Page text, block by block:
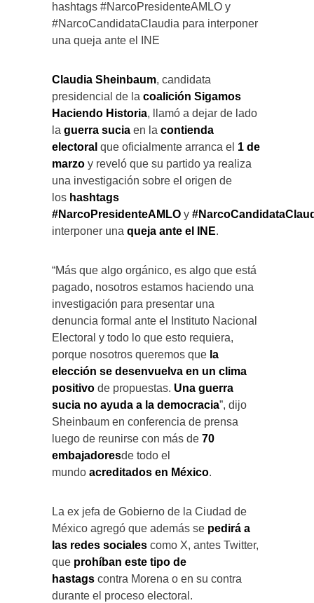
hashtags #NarcoPresidenteAMLO y
#NarcoCandidataClaudia para interponer
una queja ante el INE
Claudia Sheinbaum, candidata
presidencial de la coalición Sigamos
Haciendo Historia, llamó a dejar de lado
la guerra sucia en la contienda
electoral que oficialmente arranca el 1 de
marzo y reveló que su partido ya realiza
una investigación sobre el origen de
los hashtags
#NarcoPresidenteAMLO y
interponer una queja ante el INE.
“Más que algo orgánico, es algo que está
pagado, nosotros estamos haciendo una
investigación para presentar una
denuncia formal ante el Instituto Nacional
Electoral y todo lo que esto requiera,
porque nosotros queremos que la
elección se desenvuelva en un clima
positivo de propuestas. Una guerra
sucia no ayuda a la democracia”, dijo
Sheinbaum en conferencia de prensa
luego de reunirse con más de 70
embajadoresde todo el
mundo acreditados en México.
La ex jefa de Gobierno de la Ciudad de
México agregó que además se pedirá a
las redes sociales como X, antes Twitter,
que prohíban este tipo de
hastags contra Morena o en su contra
durante el proceso electoral.